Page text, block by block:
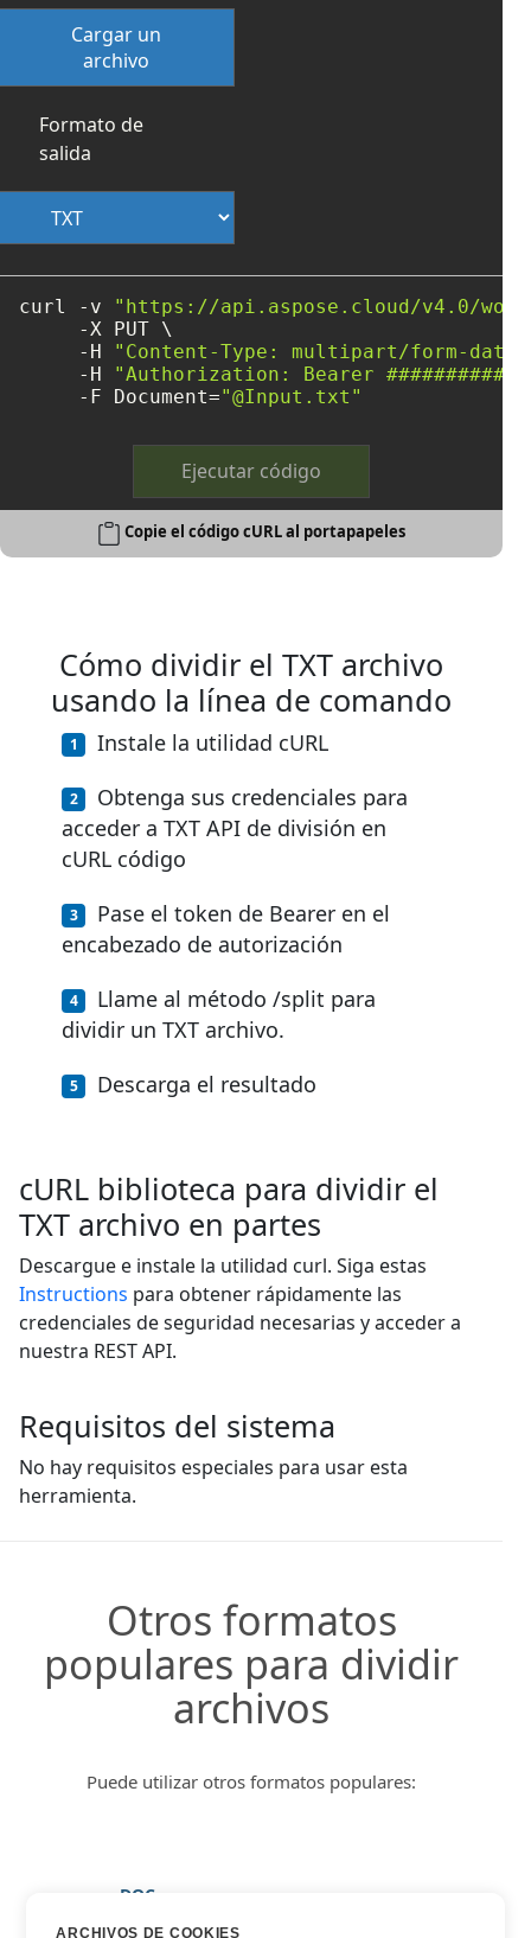
Cargar un
archivo
Formato de
salida
curl -v
"https://api.aspose.cloud/v4.0/
     -X PUT \
     -H
"Content-Type: multipart/form-data"
     -H
"Authorization: Bearer
     -F Document=
"@Input.txt"
Ejecutar código
Copie el código cURL al portapapeles
Cómo dividir el TXT archivo
usando la línea de comando
Instale la utilidad cURL
Obtenga sus credenciales para
acceder a TXT API de división en
cURL código
Pase el token de Bearer en el
encabezado de autorización
Llame al método /split para
dividir un TXT archivo.
Descarga el resultado
cURL biblioteca para dividir el
TXT archivo en partes
Descargue e instale la utilidad curl. Siga estas
Instructions para obtener rápidamente las
credenciales de seguridad necesarias y acceder a
nuestra REST API.
Requisitos del sistema
No hay requisitos especiales para usar esta
herramienta.
Otros formatos
populares para dividir
archivos
Puede utilizar otros formatos populares:
DOC
DOCX
ARCHIVOS DE COOKIES